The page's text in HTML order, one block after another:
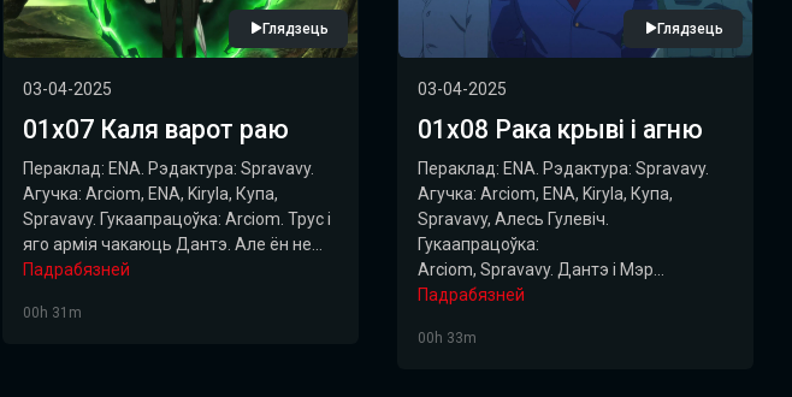
Глядзець
03-04-2025
01х07 Каля варот раю
Пераклад: ENA. Рэдактура: Spravavy.
Агучка: Arciom, ENA, Kiryla, Купа,
Spravavy. Гукаапрацоўка: Arciom. Трус і
яго армія чакаюць Дантэ. Але ён не...
Падрабязней
00h 31m
Глядзець
03-04-2025
01х08 Рака крыві і агню
Пераклад: ENA. Рэдактура: Spravavy.
Агучка: Arciom, ENA, Kiryla, Купа,
Spravavy, Алесь Гулевіч.
Гукаапрацоўка:
Arciom, Spravavy. Дантэ і Мэр...
Падрабязней
00h 33m